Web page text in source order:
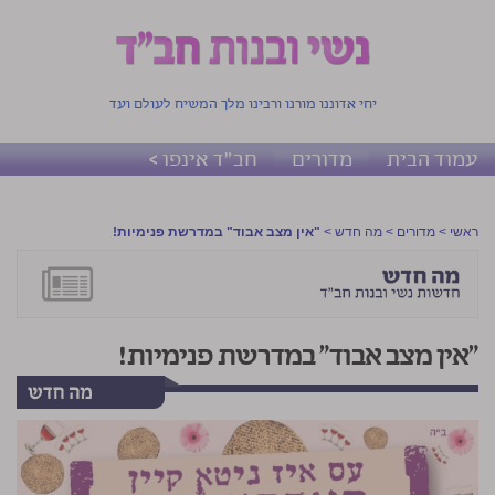
יחי אדוננו מורנו ורבינו מלך המשיח לעולם ועד
עמוד הבית מדורים חב"ד אינפו >
ראשי > מדורים > מה חדש > "אין מצב אבוד" במדרשת פנימיות!
"אין מצב אבוד" במדרשת פנימיות!